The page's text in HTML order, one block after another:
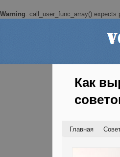
Warning: call_user_func_array()
Как
Главная